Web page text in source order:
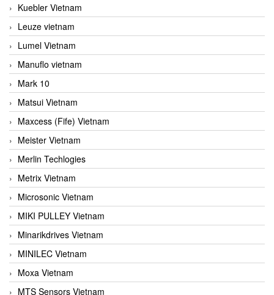
Kuebler Vietnam
Leuze vietnam
Lumel Vietnam
Manuflo vietnam
Mark 10
Matsui Vietnam
Maxcess (Fife) Vietnam
Meister Vietnam
Merlin Techlogies
Metrix Vietnam
Microsonic Vietnam
MIKI PULLEY Vietnam
Minarikdrives Vietnam
MINILEC Vietnam
Moxa Vietnam
MTS Sensors Vietnam